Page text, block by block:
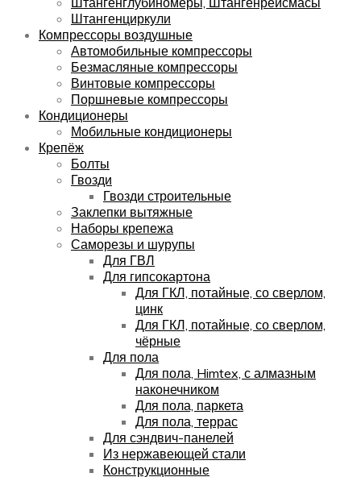
Штангенциркули
Компрессоры воздушные
Автомобильные компрессоры
Безмасляные компрессоры
Винтовые компрессоры
Поршневые компрессоры
Кондиционеры
Мобильные кондиционеры
Крепёж
Болты
Гвозди
Гвозди строительные
Заклепки вытяжные
Наборы крепежа
Саморезы и шурупы
Для ГВЛ
Для гипсокартона
Для ГКЛ, потайные, со сверлом,
цинк
Для ГКЛ, потайные, со сверлом,
чёрные
Для пола
Для пола, Himtex, с алмазным
наконечником
Для пола, паркета
Для пола, террас
Для сэндвич-панелей
Из нержавеющей стали
Конструкционные